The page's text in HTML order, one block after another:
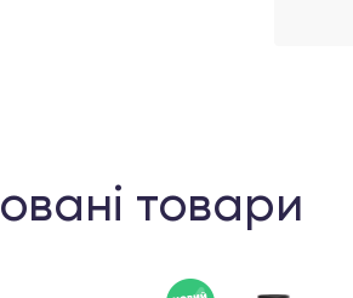
товари